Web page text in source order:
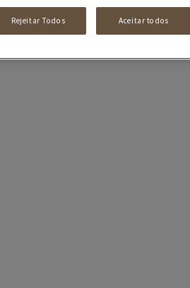
Rejeitar Todos Aceitar todos